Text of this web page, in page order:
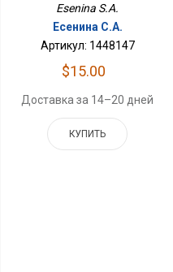
Esenina S.A.
Есенина С.А.
Артикул: 1448147
$15.00
Доставка за 14–20 дней
КУПИТЬ